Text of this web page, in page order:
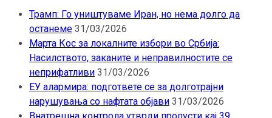
Трамп: Го уништуваме Иран, но нема долго да
останеме 31/03/2026
Марта Кос за локалните избори во Србија:
Насилството, заканите и неправилностите се
неприфатливи 31/03/2026
ЕУ алармира: подгответе се за долготрајни
нарушувања со нафтата објави 31/03/2026